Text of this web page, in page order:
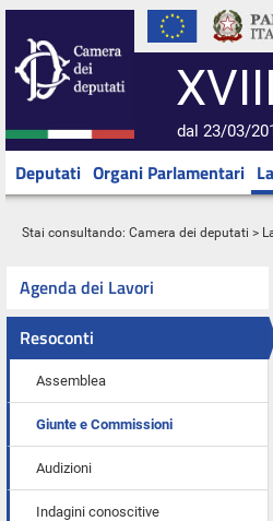
dal 23/03/
Deputati Organi Parlamentari
Stai consultando: Camera dei deputati >
Agenda dei Lavori
Resoconti
Assemblea
Giunte e Commissioni
Audizioni
Indagini conoscitive